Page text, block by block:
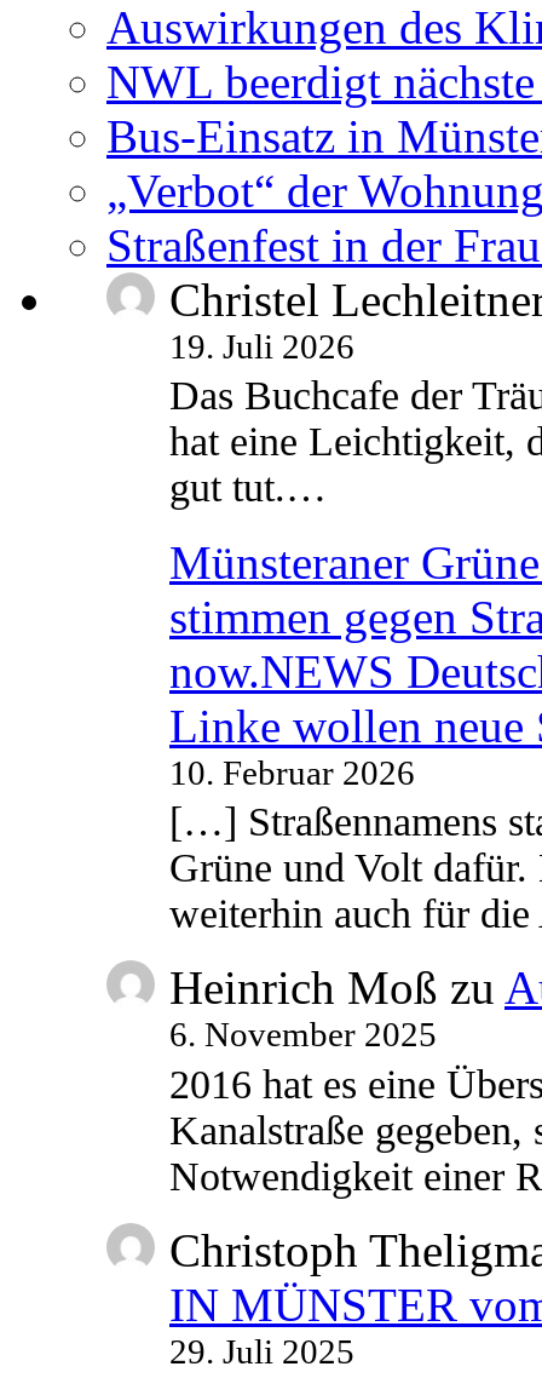
Auswirkungen des
NWL beerdigt
Bus-Einsatz in
„Verbot“ der
Straßenfest in der
Christel
19. Juli 2026
Das Buchcafe der
hat eine Leichtigkeit,
gut tut.…
Münsteraner
stimmen gegen
now.NEWS
Linke wollen neue
10. Februar 2026
[…] Straßennamens
Grüne und Volt
weiterhin auch für
Heinrich Moß zu
6. November 2025
2016 hat es eine
Kanalstraße
Notwendigkeit einer
Christoph
IN MÜNSTER
29. Juli 2025